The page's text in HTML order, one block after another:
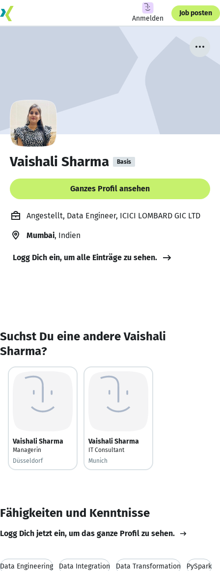
Anmelden
Job posten
Vaishali Sharma Basis
Ganzes Profil ansehen
Angestellt, Data Engineer, ICICI LOMBARD GIC LTD
Mumbai, Indien
Logg Dich ein, um alle Einträge zu sehen.
Suchst Du eine andere Vaishali
Sharma?
Vaishali Sharma
Managerin
Düsseldorf
Vaishali Sharma
IT Consultant
Munich
Fähigkeiten und Kenntnisse
Logg Dich jetzt ein, um das ganze Profil zu sehen.
Data Engineering Data Integration Data Transformation PySpark